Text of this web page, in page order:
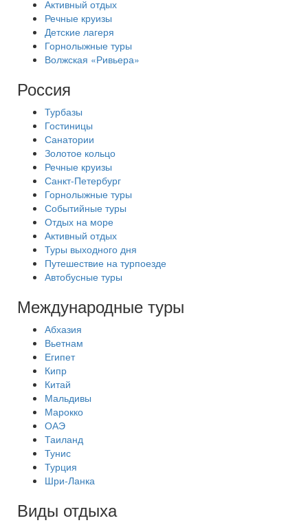
Активный отдых
Речные круизы
Детские лагеря
Горнолыжные туры
Волжская «Ривьера»
Россия
Турбазы
Гостиницы
Санатории
Золотое кольцо
Речные круизы
Санкт-Петербург
Горнолыжные туры
Событийные туры
Отдых на море
Активный отдых
Туры выходного дня
Путешествие на турпоезде
Автобусные туры
Международные туры
Абхазия
Вьетнам
Египет
Кипр
Китай
Мальдивы
Марокко
ОАЭ
Таиланд
Тунис
Турция
Шри-Ланка
Виды отдыха